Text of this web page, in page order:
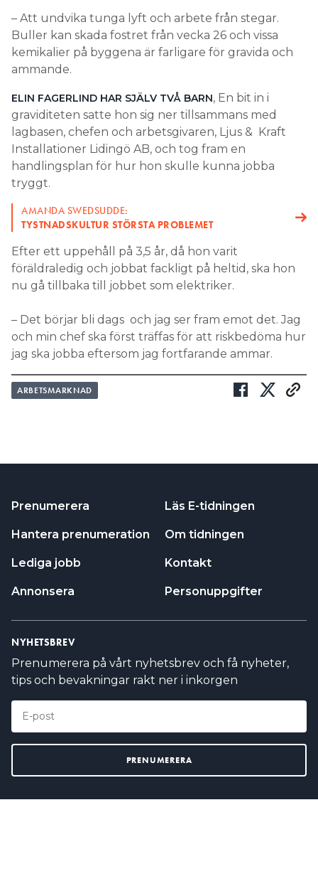
– Att undvika tunga lyft och arbete från stegar.
Buller kan skada fostret från vecka 26 och vissa
kemikalier på byggena är farligare för gravida och
ammande.
ELIN FAGERLIND HAR SJÄLV TVÅ BARN, En bit in i
graviditeten satte hon sig ner tillsammans med
lagbasen, chefen och arbetsgivaren, Ljus & Kraft
Installationer Lidingö AB, och tog fram en
handlingsplan för hur hon skulle kunna jobba
tryggt.
AMANDA SWEDSUDDE:
TYSTNADSKULTUR STÖRSTA PROBLEMET
Efter ett uppehåll på 3,5 år, då hon varit
föräldraledig och jobbat fackligt på heltid, ska hon
nu gå tillbaka till jobbet som elektriker.
– Det börjar bli dags och jag ser fram emot det. Jag
och min chef ska först träffas för att riskbedöma hur
jag ska jobba eftersom jag fortfarande ammar.
ARBETSMARKNAD
Prenumerera
Hantera prenumeration
Lediga jobb
Annonsera
Läs E-tidningen
Om tidningen
Kontakt
Personuppgifter
NYHETSBREV
Prenumerera på vårt nyhetsbrev och få nyheter,
tips och bevakningar rakt ner i inkorgen